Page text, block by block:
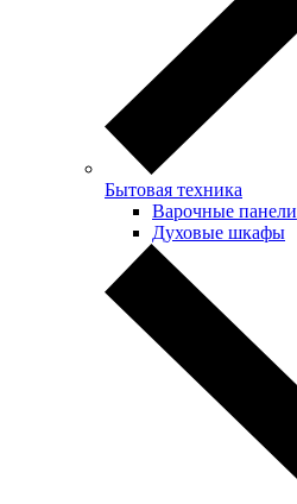
Бытовая техника
Варочные панели
Духовые шкафы